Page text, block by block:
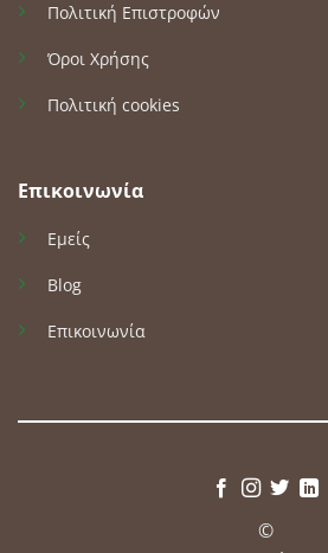
Πολιτική Επιστροφών
Όροι Χρήσης
Πολιτική cookies
Επικοινωνία
Εμείς
Blog
Επικοινωνία
©